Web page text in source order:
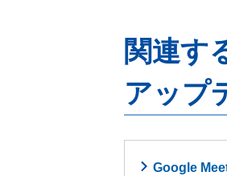
関連す
アップ
Google